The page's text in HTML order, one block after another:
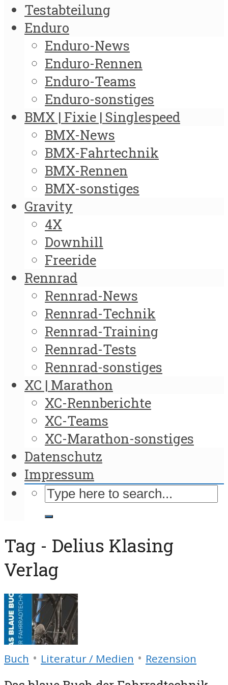
Testabteilung
Enduro
Enduro-News
Enduro-Rennen
Enduro-Teams
Enduro-sonstiges
BMX | Fixie | Singlespeed
BMX-News
BMX-Fahrtechnik
BMX-Rennen
BMX-sonstiges
Gravity
4X
Downhill
Freeride
Rennrad
Rennrad-News
Rennrad-Technik
Rennrad-Training
Rennrad-Tests
Rennrad-sonstiges
XC | Marathon
XC-Rennberichte
XC-Teams
XC-Marathon-sonstiges
Datenschutz
Impressum
Tag - Delius Klasing
Verlag
Buch • Literatur / Medien • Rezension